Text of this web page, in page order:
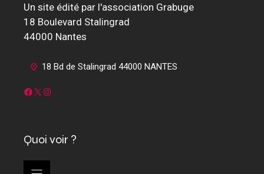
Un site édité par l'association Grabuge
18 Boulevard Stalingrad
44000 Nantes
18 Bd de Stalingrad 44000 NANTES
Facebook
X Instagram
Quoi voir ?